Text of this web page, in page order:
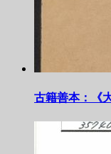
古籍善本：《